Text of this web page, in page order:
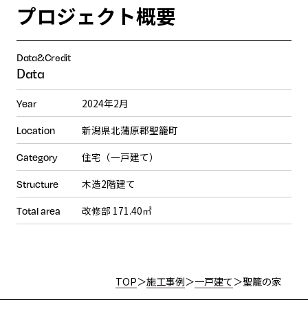
プロジェクト概要
Data&Credit
Data
Year 2024年2月
Location 新潟県北蒲原郡聖籠町
Category 住宅（一戸建て）
Structure 木造2階建て
Total area 改修部 171.40㎡
TOP＞施工事例＞一戸建て＞聖籠の家